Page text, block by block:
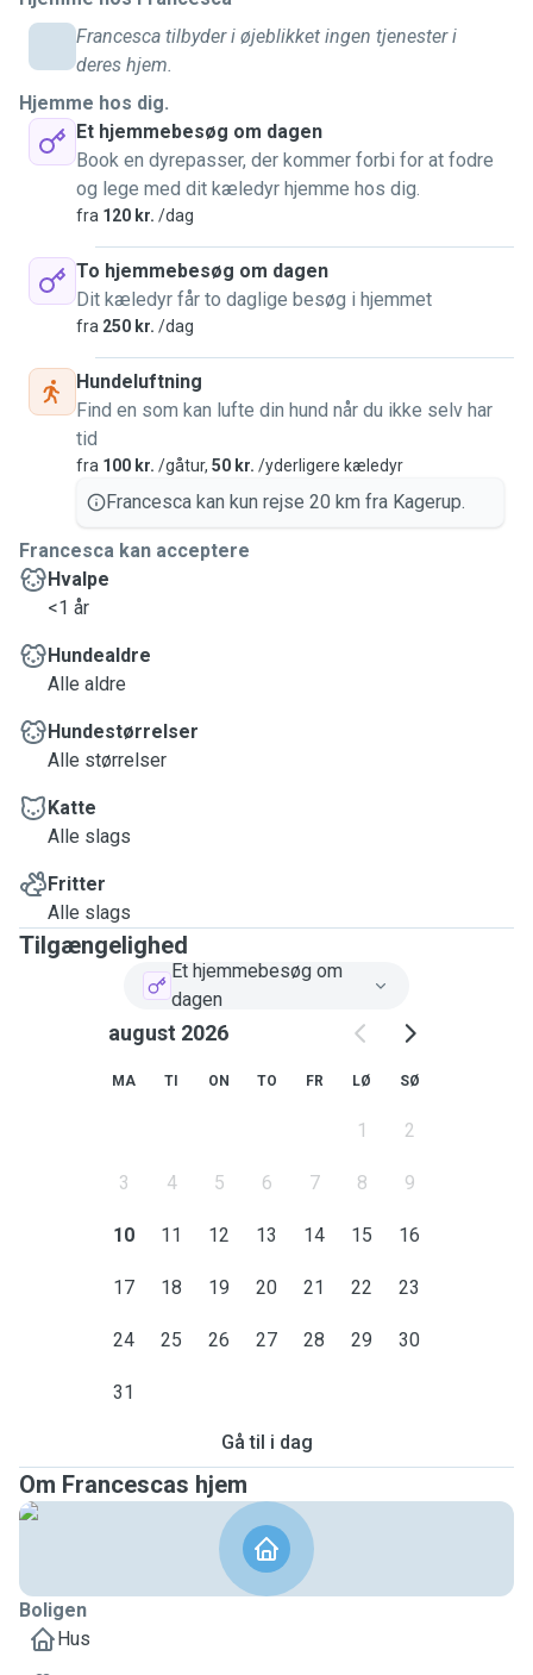
care of them brings me a lot of happiness, and I truly enjoy
spending time with animals. My motivation for becoming a
pet sitter comes from my passion for animals and my
desire to help pet owners feel calm and confident while
they are away. I have experience with animals of many
different types and sizes, and I always make sure they feel
safe, comfortable, and loved. For the safety of all pets, I
only accept vaccinated animals.
Francesca tilbyder i øjeblikket ingen tjenester i
deres hjem.
Hjemme hos dig.
Et hjemmebesøg om dagen
Book en dyrepasser, der kommer forbi for at fodre
og lege med dit kæledyr hjemme hos dig.
fra 120 kr. /dag
To hjemmebesøg om dagen
Dit kæledyr får to daglige besøg i hjemmet
fra 250 kr. /dag
Hundeluftning
Find en som kan lufte din hund når du ikke selv har
tid
fra 100 kr. /gåtur, 50 kr. /yderligere kæledyr
Francesca kan kun rejse 20 km fra Kagerup.
Francesca kan acceptere
Hvalpe
<1 år
Hundealdre
Alle aldre
Hundestørrelser
Alle størrelser
Katte
Alle slags
Fritter
Alle slags
Tilgængelighed
Et hjemmebesøg om
dagen
august 2026
MA TI ON TO FR LØ SØ
1 2
3 4 5 6 7 8 9
10 11 12 13 14 15 16
17 18 19 20 21 22 23
24 25 26 27 28 29 30
31
Gå til i dag
Om Francescas hjem
Boligen
Hus